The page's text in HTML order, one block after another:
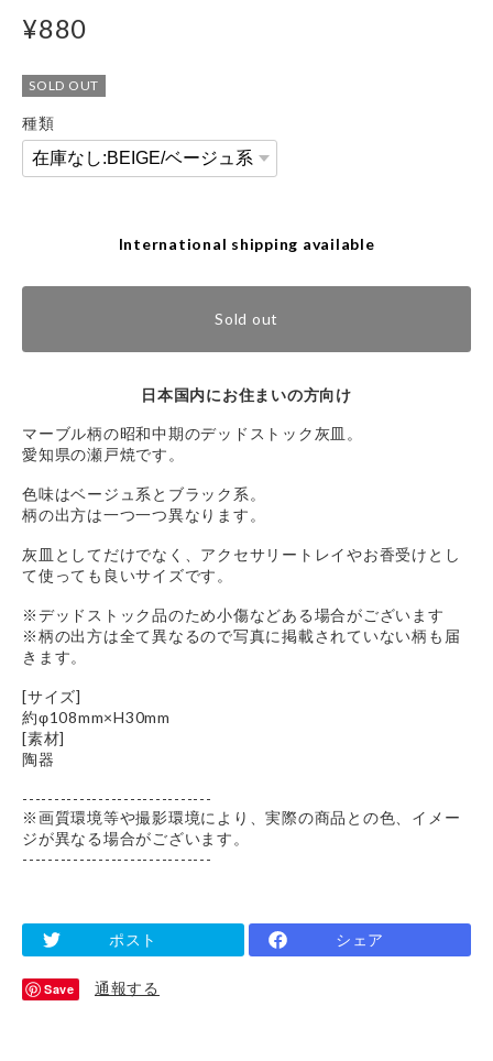
¥880
SOLD OUT
種類
International shipping available
Sold out
日本国内にお住まいの方向け
マーブル柄の昭和中期のデッドストック灰皿。
愛知県の瀬戸焼です。
色味はベージュ系とブラック系。
柄の出方は一つ一つ異なります。
灰皿としてだけでなく、アクセサリートレイやお香受けとし
て使っても良いサイズです。
※デッドストック品のため小傷などある場合がございます
※柄の出方は全て異なるので写真に掲載されていない柄も届
きます。
[サイズ]
約φ108mm×H30mm
[素材]
陶器
------------------------------
※画質環境等や撮影環境により、実際の商品との色、イメー
ジが異なる場合がございます。
------------------------------
ポスト シェア
Save 通報する